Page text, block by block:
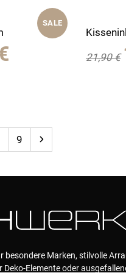
SALE
21,90€
Page
9 Next
besondere Marken, stilvolle
Elemente oder